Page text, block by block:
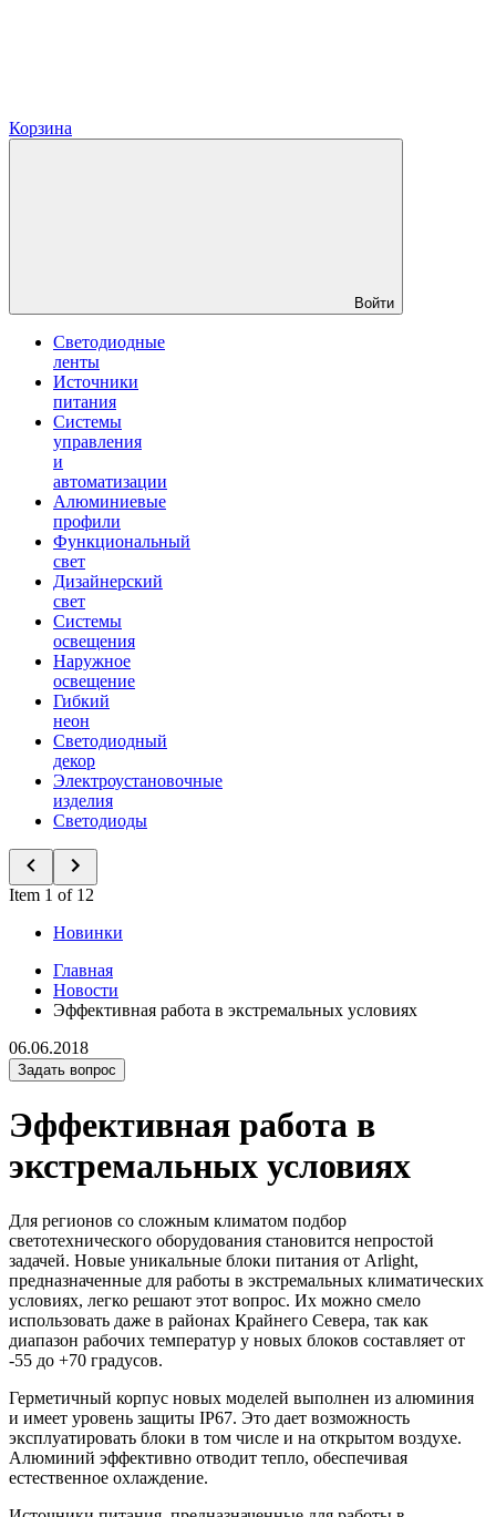
Корзина
Войти
Светодиодные
ленты
Источники
питания
Системы
управления
и
автоматизации
Алюминиевые
профили
Функциональный
свет
Дизайнерский
свет
Системы
освещения
Наружное
освещение
Гибкий
неон
Светодиодный
декор
Электроустановочные
изделия
Светодиоды
Item 1 of 12
Новинки
Главная
Новости
Эффективная работа в экстремальных условиях
06.06.2018
Задать вопрос
Эффективная работа в
экстремальных условиях
Для регионов со сложным климатом подбор
светотехнического оборудования становится непростой
задачей. Новые уникальные блоки питания от Arlight,
предназначенные для работы в экстремальных климатических
условиях, легко решают этот вопрос. Их можно смело
использовать даже в районах Крайнего Севера, так как
диапазон рабочих температур у новых блоков составляет от
-55 до +70 градусов.
Герметичный корпус новых моделей выполнен из алюминия
и имеет уровень защиты IP67. Это дает возможность
эксплуатировать блоки в том числе и на открытом воздухе.
Алюминий эффективно отводит тепло, обеспечивая
естественное охлаждение.